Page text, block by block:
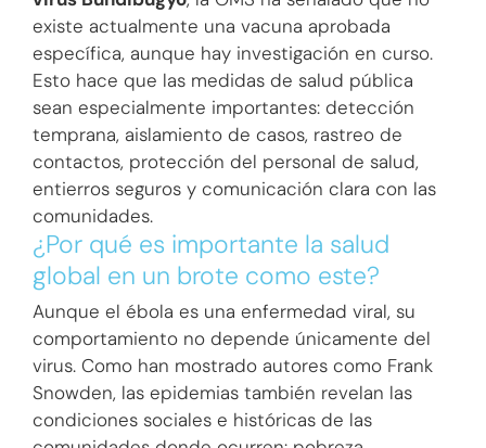
existe actualmente una vacuna aprobada
específica, aunque hay investigación en curso.
Esto hace que las medidas de salud pública
sean especialmente importantes: detección
temprana, aislamiento de casos, rastreo de
contactos, protección del personal de salud,
entierros seguros y comunicación clara con las
comunidades.
¿Por qué es importante la salud
global en un brote como este?
Aunque el ébola es una enfermedad viral, su
comportamiento no depende únicamente del
virus. Como han mostrado autores como Frank
Snowden, las epidemias también revelan las
condiciones sociales e históricas de las